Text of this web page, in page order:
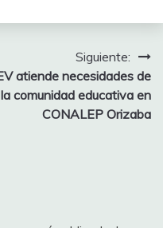
Siguiente:
atiende necesidades de
la comunidad educativa en
CONALEP Orizaba